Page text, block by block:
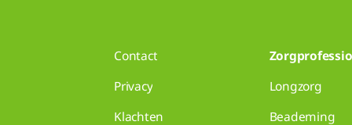
Contact
Privacy
Klachten
Longzorg
Beademing